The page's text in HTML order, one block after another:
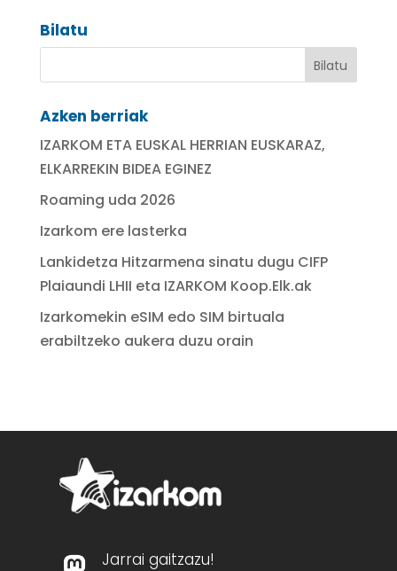
Bilatu
Azken berriak
IZARKOM ETA EUSKAL HERRIAN EUSKARAZ,
ELKARREKIN BIDEA EGINEZ
Roaming uda 2026
Izarkom ere lasterka
Lankidetza Hitzarmena sinatu dugu CIFP
Plaiaundi LHII eta IZARKOM Koop.Elk.ak
Izarkomekin eSIM edo SIM birtuala
erabiltzeko aukera duzu orain
Jarrai gaitzazu!